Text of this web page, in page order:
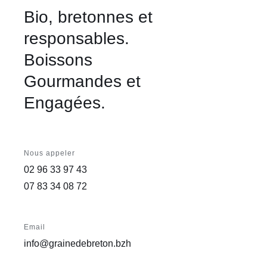
Bio, bretonnes et
responsables.
Boissons
Gourmandes et
Engagées.
Nous appeler
02 96 33 97 43
07 83 34 08 72
Email
info@grainedebreton.bzh